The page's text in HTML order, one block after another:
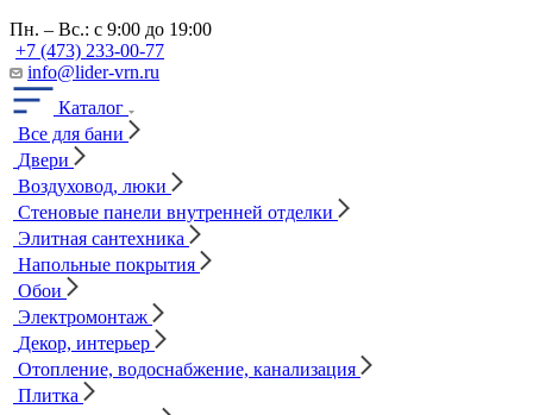
Пн. – Вс.: с 9:00 до 19:00
+7 (473) 233-00-77
info@lider-vrn.ru
Каталог
Все для бани
Двери
Воздуховод, люки
Стеновые панели внутренней отделки
Элитная сантехника
Напольные покрытия
Обои
Электромонтаж
Декор, интерьер
Отопление, водоснабжение, канализация
Плитка